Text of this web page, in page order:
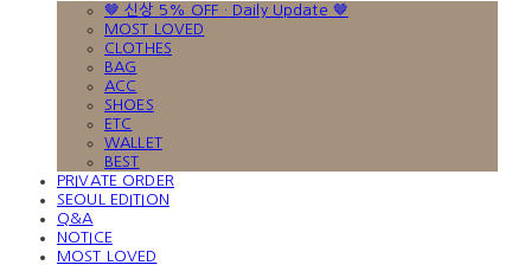
🤎 신상 5% OFF · Daily Update 🤎
MOST LOVED
CLOTHES
BAG
ACC
SHOES
ETC
WALLET
BEST
PRIVATE ORDER
SEOUL EDITION
Q&A
NOTICE
MOST LOVED